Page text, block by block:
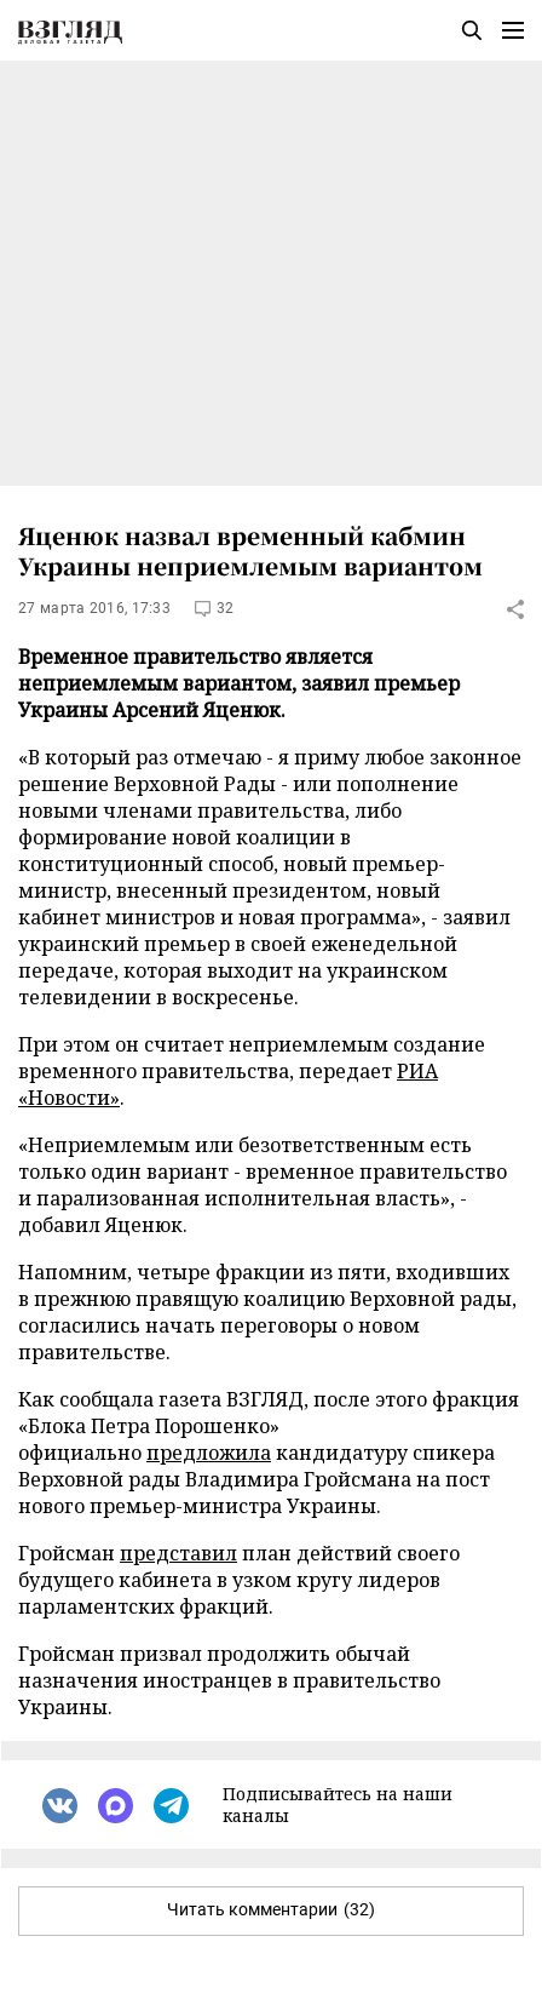
Яценюк назвал временный кабмин
Украины неприемлемым вариантом
27 марта 2016, 17:33 32
Временное правительство является
неприемлемым вариантом, заявил премьер
Украины Арсений Яценюк.
«В который раз отмечаю - я приму любое законное
решение Верховной Рады - или пополнение
новыми членами правительства, либо
формирование новой коалиции в
конституционный способ, новый премьер-
министр, внесенный президентом, новый
кабинет министров и новая программа», - заявил
украинский премьер в своей еженедельной
передаче, которая выходит на украинском
телевидении в воскресенье.
При этом он считает неприемлемым создание
временного правительства, передаетРИА
«Новости».
«Неприемлемым или безответственным есть
только один вариант - временное правительство
и парализованная исполнительная власть», -
добавил Яценюк.
Напомним, четыре фракции из пяти, входивших
в прежнюю правящую коалицию Верховной рады,
согласились начать переговоры о новом
правительстве.
Как сообщала газета ВЗГЛЯД, после этого фракция
«Блока Петра Порошенко»
официальнопредложилакандидатуру спикера
Верховной рады Владимира Гройсмана на пост
нового премьер-министра Украины.
Гройсман представилплан действий своего
будущего кабинета в узком кругу лидеров
парламентских фракций.
Гройсман призвал продолжить обычай
назначения иностранцев в правительство
Украины.
Подписывайтесь на наши
каналы
Читать комментарии (32)